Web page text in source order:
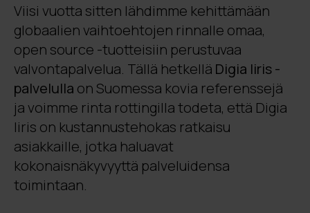
Viisi vuotta sitten lähdimme kehittämään
globaalien vaihtoehtojen rinnalle omaa,
open source -tuotteisiin perustuvaa
valvontapalvelua. Tällä hetkellä Digia Iiris -
palvelulla on Suomessa kovia referenssejä
ja voimme rinta rottingilla todeta, että Digia
Iiris on kustannustehokas ratkaisu
asiakkaille, jotka haluavat
kokonaisnäkyvyyttä palveluidensa
toimintaan.